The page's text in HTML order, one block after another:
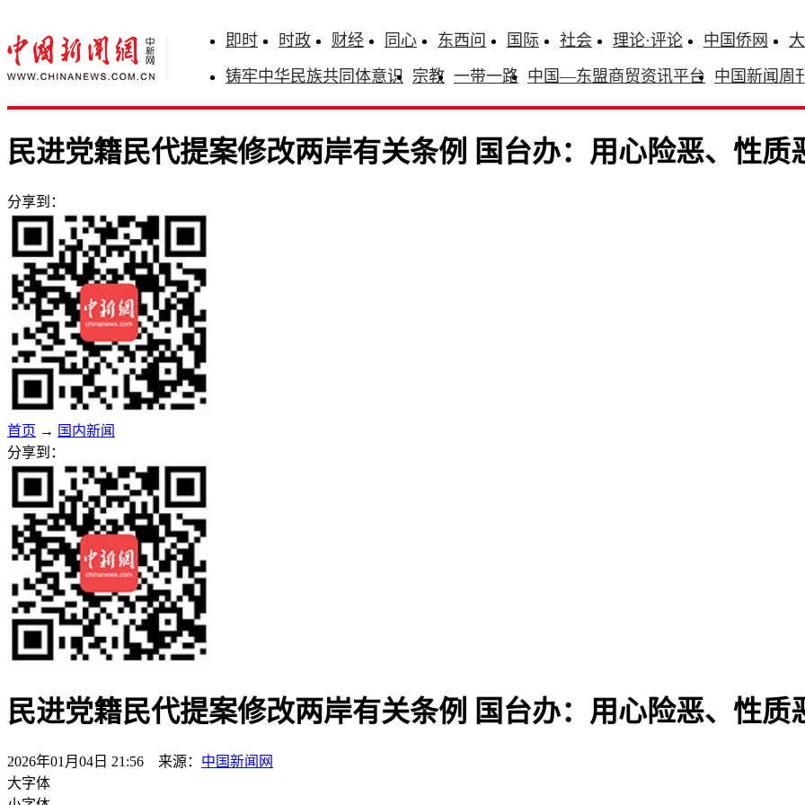
即时 时政 财经 同心 东西问 国际 社会 理论·评论 中国侨网
铸牢中华民族共同体意识 宗教 一带一路 中国—东盟商贸资讯平台 中国新闻周
民进党籍民代提案修改两岸有关条例 国台办：用心险恶、性质
分享到：
首页 → 国内新闻
分享到：
民进党籍民代提案修改两岸有关条例 国台办：用心险恶、性质
2026年01月04日 21:56 来源： 中国新闻网
大字体